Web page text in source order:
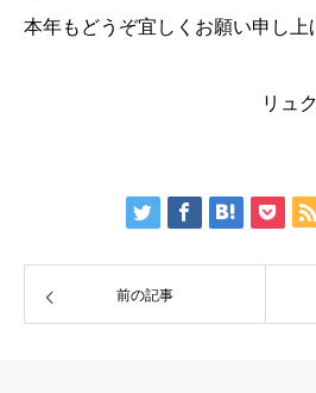
本年もどうぞ宜しくお願い申し上
リュ
前の記事